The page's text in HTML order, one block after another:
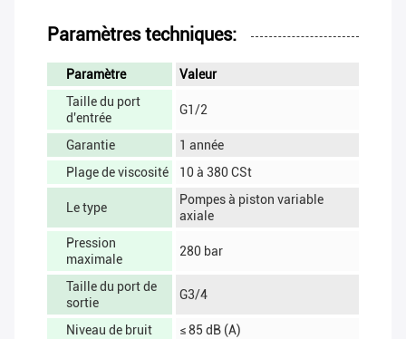
Paramètres techniques:
Paramètre
Valeur
Taille du port
d'entrée
G1/2
Garantie
1 année
Plage de viscosité
10 à 380 CSt
Le type
Pompes à piston variable
axiale
Pression
maximale
280 bar
Taille du port de
sortie
G3/4
Niveau de bruit
≤ 85 dB (A)